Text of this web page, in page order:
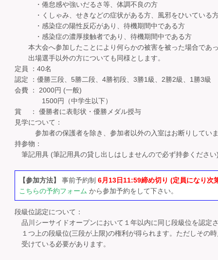
・倦怠感や強いだるさ等、体調不良の方
・くしゃみ、せきなどの症状がある方、風邪をひいている
・感染症の陽性反応があり、待機期間中である方
・感染症の濃厚接触者であり、待機期間中である方
本大会へ参加したことにより何らかの被害を被った場合であ
出場選手以外の方についても同様とします。
定員 ：40名
認定 ：優勝三段、5勝二段、4勝初段、3勝1級、2勝2級、1勝3級
会費 ： 2000円 (一般)
1500円（中学生以下）
賞 ： 優勝者に表彰状・優勝メダル授与
見学について：
参加者の保護者を除き、参加者以外の入室はお断りしてい
持参物：
筆記用具 (筆記用具の貸し出しはしませんので必ず持参ください
【参加方法】 事前予約制 6月13日11:59締め切り (定員になり次
こちらの予約フォーム から参加予約をして下さい。
段級位認定について：
品川シーサイドオープンにおいて１年以内に同じ段級位を認定
１つ上の段級位(三段が上限)の権利が得られます。ただしその
受けている必要があります。